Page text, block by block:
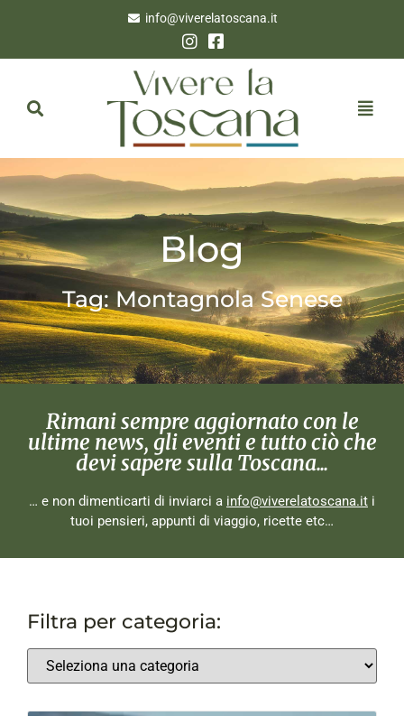
info@viverelatoscana.it
Blog
Tag: Montagnola Senese
Rimani sempre aggiornato con le
ultime news, gli eventi e tutto ciò che
devi sapere sulla Toscana...
… e non dimenticarti di inviarci a info@viverelatoscana.it i
tuoi pensieri, appunti di viaggio, ricette etc…
Filtra per categoria: